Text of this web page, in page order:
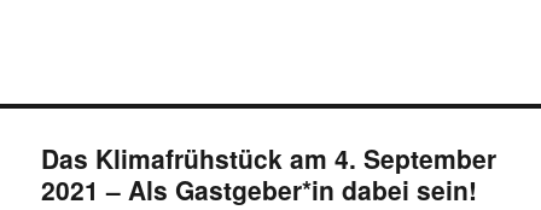
Das Klimafrühstück am 4. September
2021 – Als Gastgeber*in dabei sein!